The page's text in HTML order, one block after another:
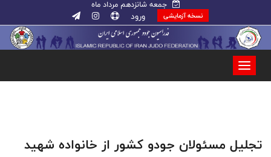
جمعه شانزدهم مرداد ماه
نسخه آزمایشی ورود
تجلیل مسئولان جودو کشور از خانواده شهید